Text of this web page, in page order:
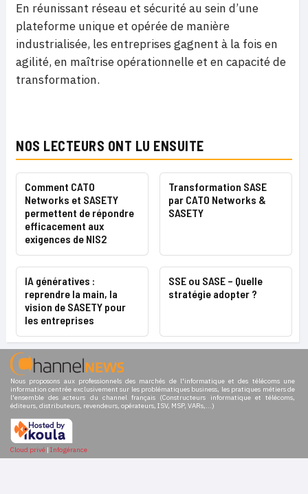
En réunissant réseau et sécurité au sein d’une
plateforme unique et opérée de manière
industrialisée, les entreprises gagnent à la fois en
agilité, en maîtrise opérationnelle et en capacité de
transformation.
NOS LECTEURS ONT LU ENSUITE
Comment CATO
Networks et SASETY
permettent de répondre
efficacement aux
exigences de NIS2
Transformation SASE
par CATO Networks &
SASETY
IA génératives :
reprendre la main, la
vision de SASETY pour
les entreprises
SSE ou SASE – Quelle
stratégie adopter ?
Nous proposons aux professionnels des marchés de l'informatique et des télécoms une
information centrée exclusivement sur les problématiques business, les pratiques métiers de
l'ensemble des acteurs du channel français (Constructeurs informatique et télécoms,
éditeurs, distributeurs, revendeurs, opérateurs, ISV, MSP, VARs,...)
Cloud privé | Infogérance